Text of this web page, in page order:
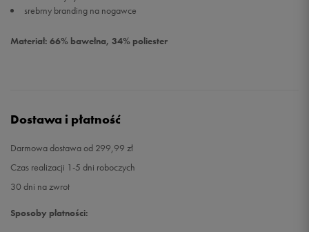
srebrny branding na nogawce
Materiał: 66% bawełna, 34% poliester
Dostawa i płatność
Darmowa dostawa od 299,99 zł
Czas realizacji 1-5 dni roboczych
30 dni na zwrot
Sposoby płatności: